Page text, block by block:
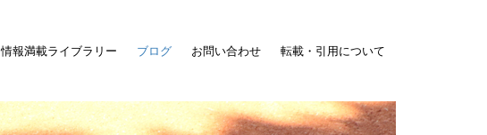
情報満載ライブラリー ブログ お問い合わせ 転載・引用について